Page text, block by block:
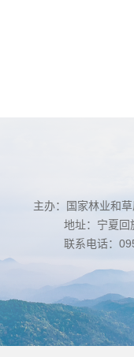
主办：国家林业和
地址：宁夏回
联系电话：